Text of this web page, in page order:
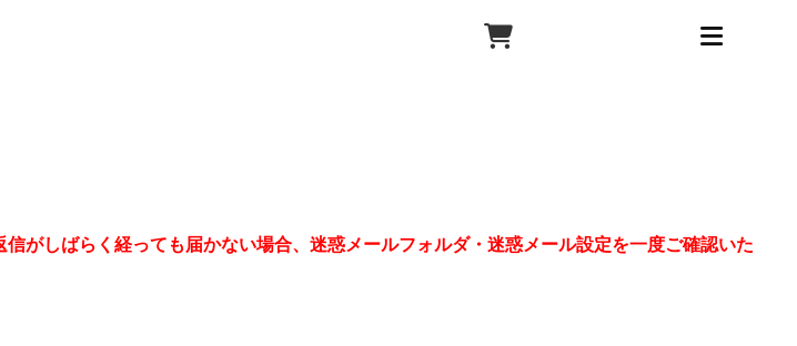
がしばらく経っても届かない場合、迷惑メールフォルダ・迷惑メール設定を一度ご確認いた